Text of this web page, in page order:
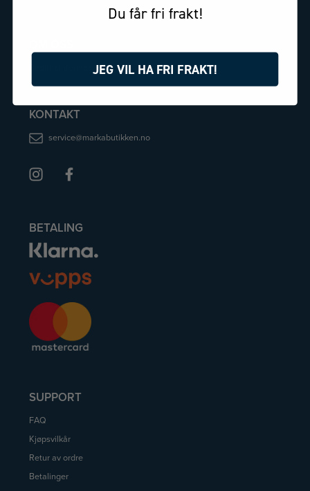
Bedriftsinformasjon
KONTAKT
service@markabutikken.no
BETALING
SUPPORT
FAQ
Kjøpsvilkår
Retur av ordre
Betalinger
Du får fri frakt!
JEG VIL HA FRI FRAKT!